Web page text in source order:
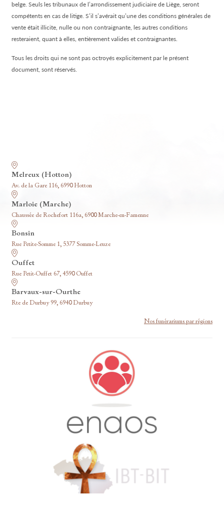
belge. Seuls les tribunaux de l’arrondissement judiciaire de Liège, seront
compétents en cas de litige. S’il s’avérait qu’une des conditions générales de
vente était illicite, nulle ou non contraignante, les autres conditions
resteraient, quant à elles, entièrement valides et contraignantes.
Tous les droits qui ne sont pas octroyés explicitement par le présent
document, sont réservés.
Melreux (Hotton)
Av. de la Gare 116, 6990 Hotton
Marloie (Marche)
Chaussée de Rochefort 116a, 6900 Marche-en-Famenne
Bonsin
Rue Petite-Somme 1, 5377 Somme-Leuze
Ouffet
Rue Petit-Ouffet 67, 4590 Ouffet
Barvaux-sur-Ourthe
Rte de Durbuy 99, 6940 Durbuy
Nos funérariums par régions